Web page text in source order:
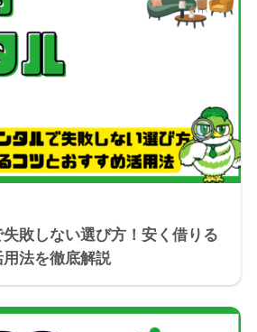
敗しない選び方！安く借りる
法を徹底解説